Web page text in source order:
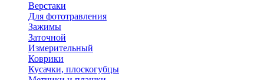
Верстаки
Для фототравления
Зажимы
Заточной
Измерительный
Коврики
Кусачки, плоскогубцы